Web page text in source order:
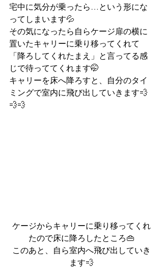
宅中に気分が乗ったら…という形にな
ってしまいます💦
その気になったら自らケージ扉の横に
置いたキャリーに乗り移ってくれて
「降ろしてくれたまえ」と言ってる感
じで待っててくれます🤭
キャリーを床へ降ろすと、自分のタイ
ミングで室内に飛び出していきます💨
💨💨
ケージからキャリーに乗り移ってくれ
たので床に降ろしたところ👜
このあと、自ら室内へ飛び出していき
ます💨